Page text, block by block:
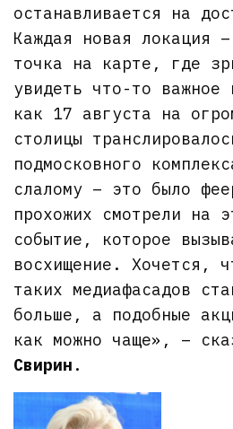
останавливается на
Каждая новая локация
точка на карте, где
увидеть что-то важное
как 17 августа на
столицы
подмосковного
слалому – это было
прохожих смотрели на
событие, которое
восхищение. Хочется,
таких медиафасадов
больше, а подобные
как можно чаще», –
Свирин .